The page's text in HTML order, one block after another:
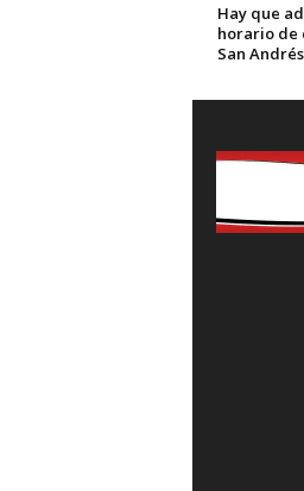
Hay que
horario de
San